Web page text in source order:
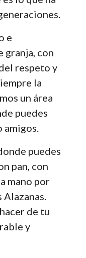
e
granja, con
respeto y
la
un área
puedes
amigos.
puedes
pan, con
mano por
Alazanas.
de tu
y